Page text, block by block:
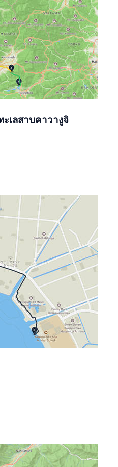
เลสาบคาวางูจิ